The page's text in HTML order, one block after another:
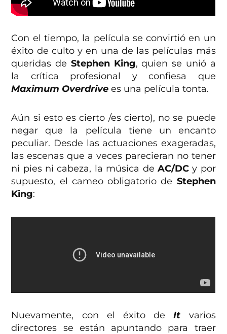
Con el tiempo, la película se convirtió en un
éxito de culto y en una de las películas más
queridas de Stephen King, quien se unió a
la crítica profesional y confiesa que
Maximum Overdrive es una película tonta.
Aún si esto es cierto /es cierto), no se puede
negar que la película tiene un encanto
peculiar. Desde las actuaciones exageradas,
las escenas que a veces parecieran no tener
ni pies ni cabeza, la música de AC/DCy por
supuesto, el cameo obligatorio de Stephen
King:
Nuevamente, con el éxito deIt varios
directores se están apuntando para traer